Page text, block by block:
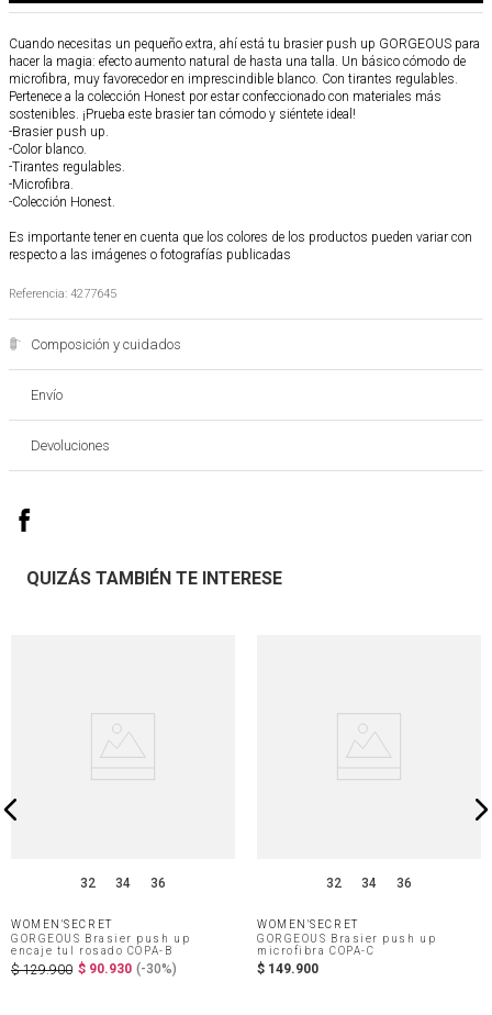
Cuando necesitas un pequeño extra, ahí está tu brasier push up GORGEOUS para
hacer la magia: efecto aumento natural de hasta una talla. Un básico cómodo de
microfibra, muy favorecedor en imprescindible blanco. Con tirantes regulables.
Pertenece a la colección Honest por estar confeccionado con materiales más
sostenibles. ¡Prueba este brasier tan cómodo y siéntete ideal!
-Brasier push up.
-Color blanco.
-Tirantes regulables.
-Microfibra.
-Colección Honest.
Es importante tener en cuenta que los colores de los productos pueden variar con
respecto a las imágenes o fotografías publicadas
Referencia: 4277645
Composición y cuidados
Envío
Devoluciones
QUIZÁS TAMBIÉN TE INTERESE
32 34 36
WOMEN'SECRET
GORGEOUS Brasier push up
encaje tul rosado COPA-B
$ 129.900 $ 90.930 (-30%)
32 34 36
WOMEN'SECRET
GORGEOUS Brasier push up
microfibra COPA-C
$ 149.900